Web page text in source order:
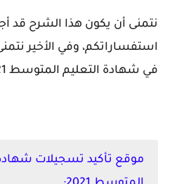
نتمنى أن يكون هذا الشرح قد
استفساراتكم، وفي الأخير
في شهادة التعليم المتوسط 2021 ان شاء الله.
موقع تأكيد تسجيلات